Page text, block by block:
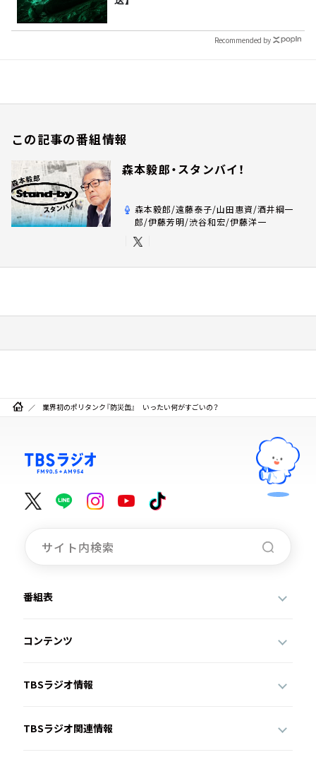
Recommended by
この記事の番組情報
森本毅郎・スタンバイ！
森本毅郎/遠藤泰子/山田惠資/酒井綱一
郎/伊藤芳明/渋谷和宏/伊藤洋一
業界初のポリタンク『防災缶』 いったい何がすごいの？
番組表
コンテンツ
TBSラジオ情報
TBSラジオ関連情報